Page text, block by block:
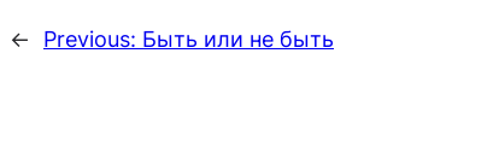
← Previous: Быть или не быть